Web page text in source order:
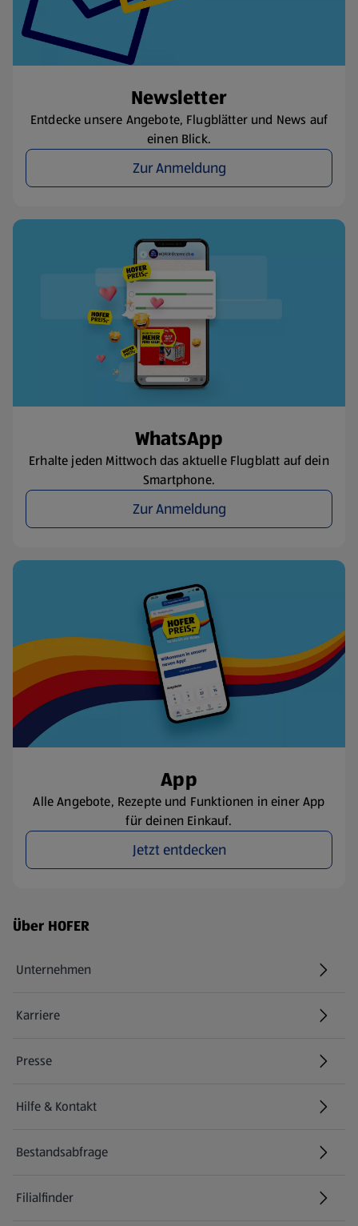
Newsletter
Entdecke unsere Angebote, Flugblätter und News auf
einen Blick.
Zur Anmeldung
WhatsApp
Erhalte jeden Mittwoch das aktuelle Flugblatt auf dein
Smartphone.
Zur Anmeldung
App
Alle Angebote, Rezepte und Funktionen in einer App
für deinen Einkauf.
Jetzt entdecken
Fußzeilenmenü - weitere Links
Über HOFER
Unternehmen
Karriere
(öffnet in einem neuen Tab)
Presse
Hilfe & Kontakt
(öffnet in einem neuen Tab)
Bestandsabfrage
(öffnet in einem neuen Tab)
Filialfinder